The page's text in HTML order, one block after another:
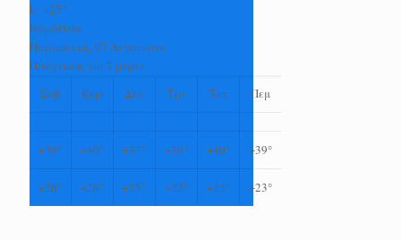
L: +25°
Καρδίτσα
Παρασκευή, 07 Αύγουστος
Πρόγνωση για 7 μέρες
Σαβ
Κυρ Δευ Τρι Τετ Πεμ
+39° +40° +37° +39° +40° +39°
+26° +26° +25° +23° +23° +23°